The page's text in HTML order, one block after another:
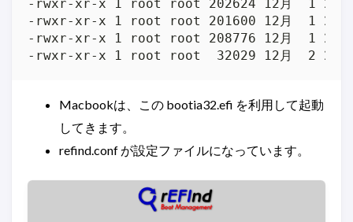
Macbookは、この bootia32.efi を利用して起動
してきます。
refind.conf が設定ファイルになっています。